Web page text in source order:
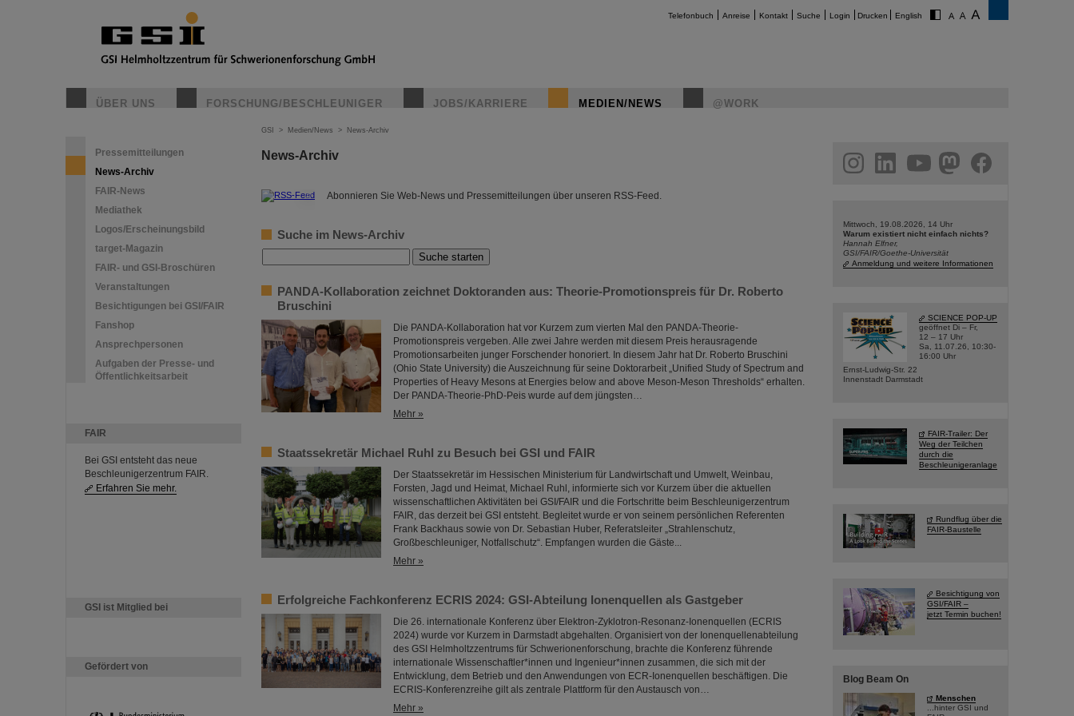
Telefonbuch Anreise Kontakt Suche Login Drucken English
ÜBER UNS FORSCHUNG/BESCHLEUNIGER JOBS/KARRIERE MEDIEN/NEWS @WORK
Pressemitteilungen
News-Archiv
FAIR-News
Mediathek
Logos/Erscheinungsbild
target-Magazin
FAIR- und GSI-Broschüren
Veranstaltungen
Besichtigungen bei GSI/FAIR
Fanshop
Ansprechpersonen
Aufgaben der Presse- und
Öffentlichkeitsarbeit
FAIR
Bei GSI entsteht das neue
Beschleunigerzentrum FAIR.
Erfahren Sie mehr.
GSI ist Mitglied bei
Gefördert von
GSI > Medien/News > News-Archiv
News-Archiv
© Abonnieren Sie Web-News und Pressemitteilungen über unseren RSS-Feed.
Suche im News-Archiv
PANDA-Kollaboration zeichnet Doktoranden aus: Theorie-Promotionspreis für Dr. Roberto
Bruschini
Die PANDA-Kollaboration hat vor Kurzem zum vierten Mal den PANDA-Theorie-
Promotionspreis vergeben. Alle zwei Jahre werden mit diesem Preis herausragende
Promotionsarbeiten junger Forschender honoriert. In diesem Jahr hat Dr. Roberto Bruschini
(Ohio State University) die Auszeichnung für seine Doktorarbeit „Unified Study of Spectrum and
Properties of Heavy Mesons at Energies below and above Meson-Meson Thresholds“ erhalten.
Der PANDA-Theorie-PhD-Peis wurde auf dem jüngsten…
Mehr »
Staatssekretär Michael Ruhl zu Besuch bei GSI und FAIR
Der Staatssekretär im Hessischen Ministerium für Landwirtschaft und Umwelt, Weinbau,
Forsten, Jagd und Heimat, Michael Ruhl, informierte sich vor Kurzem über die aktuellen
wissenschaftlichen Aktivitäten bei GSI/FAIR und die Fortschritte beim Beschleunigerzentrum
FAIR, das derzeit bei GSI entsteht. Begleitet wurde er von seinem persönlichen Referenten
Frank Backhaus sowie von Dr. Sebastian Huber, Referatsleiter „Strahlenschutz,
Großbeschleuniger, Notfallschutz“. Empfangen wurden die Gäste...
Mehr »
Erfolgreiche Fachkonferenz ECRIS 2024: GSI-Abteilung Ionenquellen als Gastgeber
Die 26. internationale Konferenz über Elektron-Zyklotron-Resonanz-Ionenquellen (ECRIS
2024) wurde vor Kurzem in Darmstadt abgehalten. Organisiert von der Ionenquellenabteilung
des GSI Helmholtzzentrums für Schwerionenforschung, brachte die Konferenz führende
internationale Wissenschaftler*innen und Ingenieur*innen zusammen, die sich mit der
Entwicklung, dem Betrieb und den Anwendungen von ECR-Ionenquellen beschäftigen. Die
ECRIS-Konferenzreihe gilt als zentrale Plattform für den Austausch von…
Mehr »
facebook
Mittwoch, 19.08.2026, 14 Uhr
Warum existiert nicht einfach nichts?
Hannah Elfner,
GSI/FAIR/Goethe-Universität
Anmeldung und weitere Informationen
SCIENCE POP-UP
geöffnet Di – Fr,
12 – 17 Uhr
Sa, 11.07.26, 10:30-
16:00 Uhr
Ernst-Ludwig-Str. 22
Innenstadt Darmstadt
FAIR-Trailer: Der
Weg der Teilchen
durch die
Beschleunigeranlage
Rundflug über die
FAIR-Baustelle
Besichtigung von
GSI/FAIR –
jetzt Termin buchen!
Blog Beam On
Menschen
...hinter GSI und